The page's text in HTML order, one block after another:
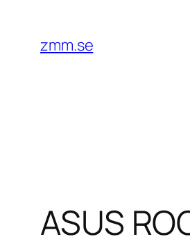
innehåll
zmm.se
ASUS